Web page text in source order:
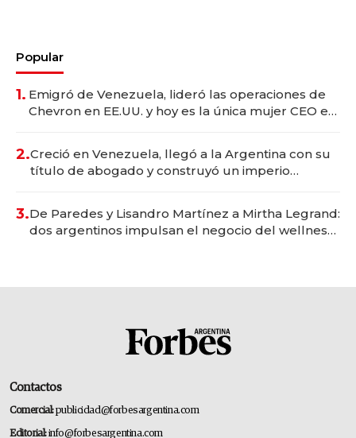
Popular
1. Emigró de Venezuela, lideró las operaciones de
Chevron en EE.UU. y hoy es la única mujer CEO en
2.Creció en Venezuela, llegó a la Argentina con su
título de abogado y construyó un imperio
3.De Paredes y Lisandro Martínez a Mirtha Legrand:
dos argentinos impulsan el negocio del wellness
Contactos
Comercial:publicidad@forbesargentina.com
Editorial:info@forbesargentina.com